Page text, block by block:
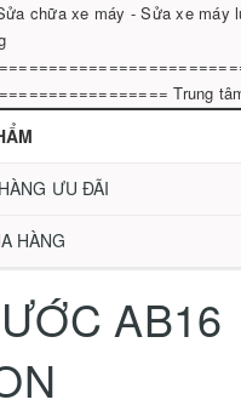
chữa xe máy - Sửa xe máy
Trung
ƯU ĐÃI
HÀNG
AB16